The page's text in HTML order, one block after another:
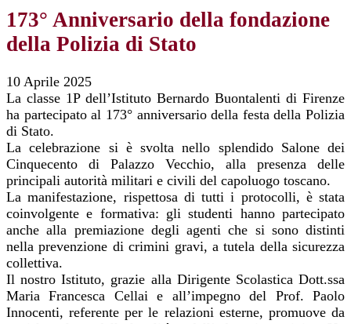
173° Anniversario della fondazione
della Polizia di Stato
10 Aprile 2025
La classe 1P dell’Istituto Bernardo Buontalenti di Firenze
ha partecipato al 173° anniversario della festa della Polizia
di Stato.
La celebrazione si è svolta nello splendido Salone dei
Cinquecento di Palazzo Vecchio, alla presenza delle
principali autorità militari e civili del capoluogo toscano.
La manifestazione, rispettosa di tutti i protocolli, è stata
coinvolgente e formativa: gli studenti hanno partecipato
anche alla premiazione degli agenti che si sono distinti
nella prevenzione di crimini gravi, a tutela della sicurezza
collettiva.
Il nostro Istituto, grazie alla Dirigente Scolastica Dott.ssa
Maria Francesca Cellai e all’impegno del Prof. Paolo
Innocenti, referente per le relazioni esterne, promuove da